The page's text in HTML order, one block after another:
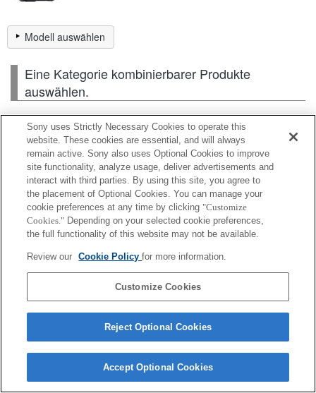
Modell auswählen
Eine Kategorie kombinierbarer Produkte
auswählen.
Gehäuse
Objektivzubehör
Zubehör
Je nach Land oder Region sind einige der
dargestellten Produkte ggf. nicht erhältlich.
Copyright 2026 Sony Corporation
Sony uses Strictly Necessary Cookies to operate this
website. These cookies are essential, and will always
remain active. Sony also uses Optional Cookies to improve
site functionality, analyze usage, deliver advertisements and
interact with third parties. By using this site, you agree to
the placement of Optional Cookies. You can manage your
cookie preferences at any time by clicking "Customize
Cookies." Depending on your selected cookie preferences,
the full functionality of this website may not be available.
Review our Cookie Policyfor more information.
Customize Cookies
Reject Optional Cookies
Accept Optional Cookies